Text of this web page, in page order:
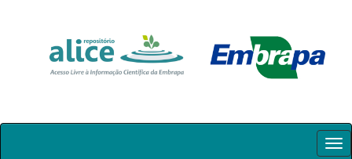
Skip